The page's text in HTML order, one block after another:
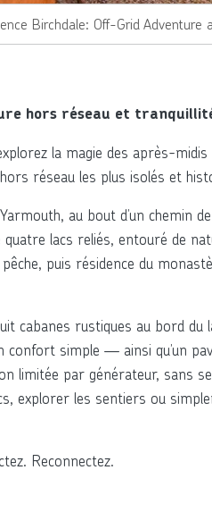
Birchdale: Off-Grid Adventure
hors réseau et
la magie des après-
réseau les plus isolés et
au bout d’un chemin
quatre lacs reliés, entouré de
puis résidence du
cabanes rustiques au bord du
confort simple — ainsi qu’un
limitée par générateur, sans
explorer les sentiers ou
Reconnectez.